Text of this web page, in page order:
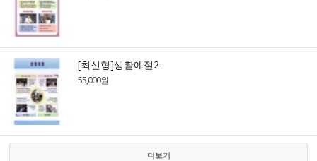
[최신형]생활예절2
55,000원
더보기